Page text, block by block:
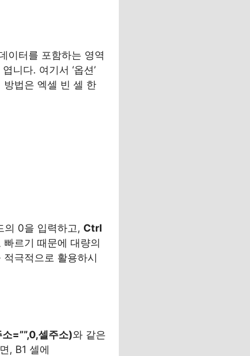
이터를 포함하는 영역
니다. 여기서 ‘옵션’
방법은 엑셀 빈 셀 한
의 0을 입력하고, Ctrl
르기 때문에 대량의
극적으로 활용하시
=””,0,셀주소)와 같은
, B1 셀에